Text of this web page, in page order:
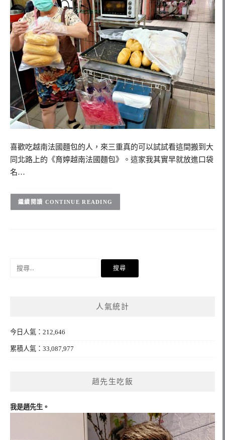
喜歡吃越南法國麵包的人，來三重真的可以試試看這間搬到大
同北路上的《育婷越南法國麵包》。這家我其實早就放進口袋
名…
CONTINUE READING
人氣統計
今日人氣：212,646
累積人氣：33,087,977
趙先生吃飯
我是趙先生。